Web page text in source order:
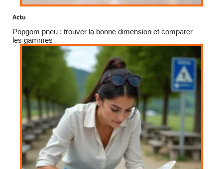
Actu
Popgom pneu : trouver la bonne dimension et comparer
les gammes